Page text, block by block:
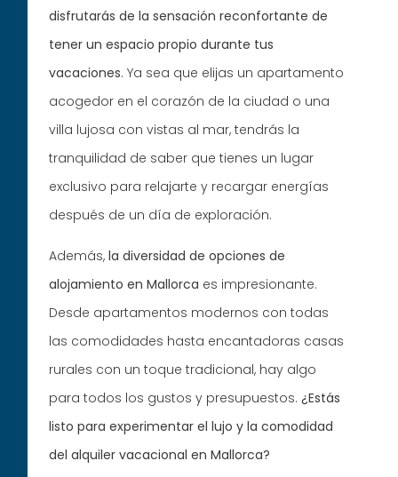
disfrutarás de la sensación reconfortante de
tener un espacio propio durante tus
vacaciones. Ya sea que elijas un apartamento
acogedor en el corazón de la ciudad o una
villa lujosa con vistas al mar, tendrás la
tranquilidad de saber que tienes un lugar
exclusivo para relajarte y recargar energías
después de un día de exploración.
Además,la diversidad de opciones de
alojamiento en Mallorca es impresionante.
Desde apartamentos modernos con todas
las comodidades hasta encantadoras casas
rurales con un toque tradicional, hay algo
para todos los gustos y presupuestos.¿Estás
listo para experimentar el lujo y la comodidad
del alquiler vacacional en Mallorca?